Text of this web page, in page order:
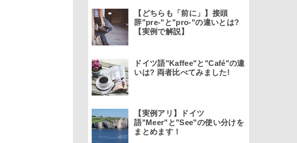
【どちらも「前に」】接頭
辞"pre-"と"pro-"の違いとは?
【実例で解説】
ドイツ語"Kaffee"と"Café"の違
いは? 両者比べてみました!
【実例アリ】ドイツ
語"Meer"と"See"の使い分けを
まとめます！